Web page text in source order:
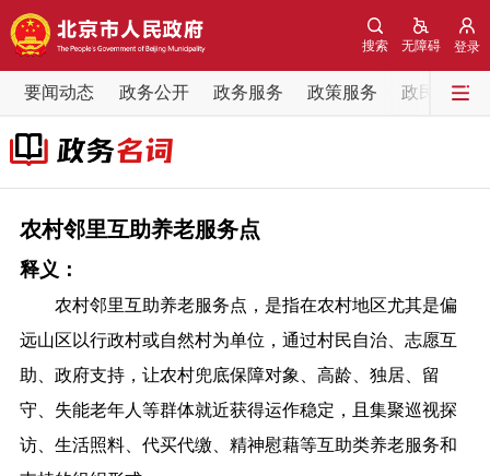
登录
无障碍
搜索
要闻动态 政务公开 政务服务 政策服务 政民互动
要闻动态
党中央精神
各区热点
政务公开
市领导 机构职能 政策服务
政策兑现 政策解读 回应关切
农村邻里互助养老服务点
释义：
农村邻里互助养老服务点，是指在农村地区尤其是偏
远山区以行政村或自然村为单位，通过村民自治、志愿互
助、政府支持，让农村兜底保障对象、高龄、独居、留
守、失能老年人等群体就近获得运作稳定，且集聚巡视探
访、生活照料、代买代缴、精神慰藉等互助类养老服务和